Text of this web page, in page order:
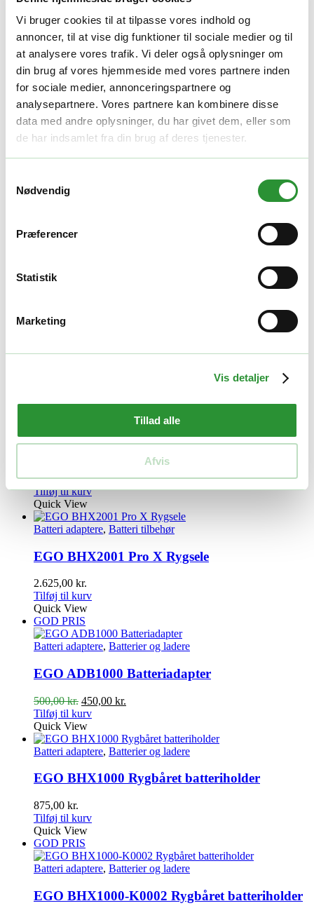
Vi bruger cookies til at tilpasse vores indhold og
annoncer, til at vise dig funktioner til sociale medier og til
at analysere vores trafik. Vi deler også oplysninger om
din brug af vores hjemmeside med vores partnere inden
for sociale medier, annonceringspartnere og
analysepartnere. Vores partnere kan kombinere disse
data med andre oplysninger, du har givet dem, eller som
de har indsamlet fra din brug af deres tjenester.
Nødvendig
Præferencer
Statistik
Marketing
Vis detaljer
Tillad alle
Afvis
EGO ACA1000 adapter
1.250,00kr.
+
Tilføj til kurv
Facebook Twitter LinkedIn Email
Varenummer (SKU): EGO 0220158001 Kategori:Batteri adaptere
Yderligere information
Indsæt i din hurtiglader for at tilslutte strøm til din multiport-
opladekasse.
Yderligere information
395,00kr.
Tilføj til kurv
Quick View
Batteri adaptere, Batteri tilbehør
EGO BHX2001 Pro X Rygsele
2.625,00 kr.
Tilføj til kurv
Quick View
GOD PRIS
Batteri adaptere, Batterier og ladere
EGO ADB1000 Batteriadapter
500,00kr. Den
oprindelige
pris
var:
500,00 kr..
450,00 kr.
er:
450,00 kr..
Tilføj til kurv
Quick View
Batteri adaptere, Batterier og ladere
EGO BHX1000 Rygbåret batteriholder
875,00 kr.
Tilføj til kurv
Quick View
GOD PRIS
Batteri adaptere, Batterier og ladere
EGO BHX1000-K0002 Rygbåret batteriholder